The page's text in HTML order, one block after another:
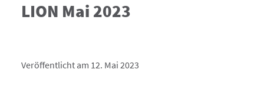
LION Mai 2023
Veröffentlicht am 12. Mai 2023